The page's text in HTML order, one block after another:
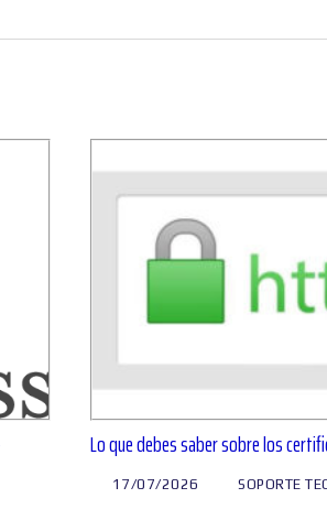
Lo que debes saber sobre los
17/07/2026 SOPORTE